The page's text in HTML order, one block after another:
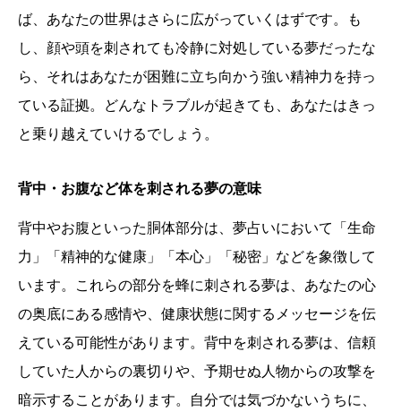
ば、あなたの世界はさらに広がっていくはずです。も
し、顔や頭を刺されても冷静に対処している夢だったな
ら、それはあなたが困難に立ち向かう強い精神力を持っ
ている証拠。どんなトラブルが起きても、あなたはきっ
と乗り越えていけるでしょう。
背中・お腹など体を刺される夢の意味
背中やお腹といった胴体部分は、夢占いにおいて「生命
力」「精神的な健康」「本心」「秘密」などを象徴して
います。これらの部分を蜂に刺される夢は、あなたの心
の奥底にある感情や、健康状態に関するメッセージを伝
えている可能性があります。背中を刺される夢は、信頼
していた人からの裏切りや、予期せぬ人物からの攻撃を
暗示することがあります。自分では気づかないうちに、